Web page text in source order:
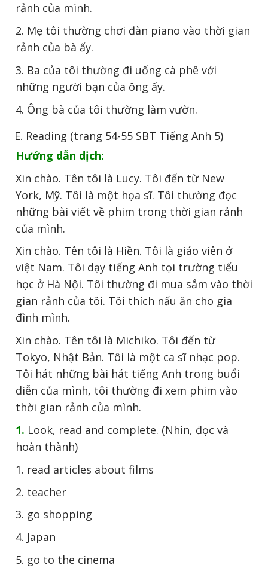
rảnh của mình.
2. Mẹ tôi thường chơi đàn piano vào thời gian
rảnh của bà ấy.
3. Ba của tôi thường đi uống cà phê với
những người bạn của ông ấy.
4. Ông bà của tôi thường làm vườn.
E. Reading (trang 54-55 SBT Tiếng Anh 5)
Hướng dẫn dịch:
Xin chào. Tên tôi là Lucy. Tôi đến từ New
York, Mỹ. Tôi là một họa sĩ. Tôi thường đọc
những bài viết về phim trong thời gian rảnh
của mình.
Xin chào. Tên tôi là Hiền. Tôi là giáo viên ở
việt Nam. Tôi dạy tiếng Anh tọi trường tiểu
học ở Hà Nội. Tôi thường đi mua sắm vào thời
gian rảnh của tôi. Tôi thích nấu ăn cho gia
đình mình.
Xin chào. Tên tôi là Michiko. Tôi đến từ
Tokyo, Nhật Bản. Tôi là một ca sĩ nhạc pop.
Tôi hát những bài hát tiếng Anh trong buổi
diễn của mình, tôi thường đi xem phim vào
thời gian rảnh của mình.
1. Look, read and complete. (Nhìn, đọc và
hoàn thành)
1. read articles about films
2. teacher
3. go shopping
4. Japan
5. go to the cinema